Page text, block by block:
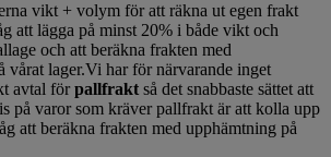
vikt + volym för att räkna ut egen frakt
att lägga på minst 20% i både vikt och
och att beräkna frakten med
vårat lager.Vi har för närvarande inget
avtal förpallfrakt så det snabbaste sättet att
på varor som kräver pallfrakt är att kolla upp
att beräkna frakten med upphämtning på